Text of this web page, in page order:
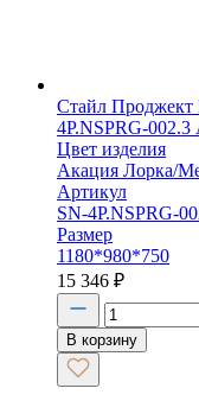
Стайл Проджект
4P.NSPRG-
Цвет изделия
Акация Лорка/
Артикул
SN-4P.NSPRG-
Размер
1180*980*750
15 346 ₽
В корзину